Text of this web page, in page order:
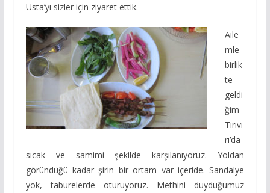
Usta’yı sizler için ziyaret ettik.
Aile
mle
birlik
te
geldi
ğim
Tırıvı
rı’da
sıcak ve samimi şekilde karşılanıyoruz. Yoldan
göründüğü kadar şirin bir ortam var içeride. Sandalye
yok, taburelerde oturuyoruz. Methini duyduğumuz